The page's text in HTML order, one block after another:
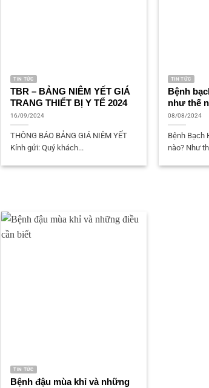
TIN TỨC
TBR – BẢNG NIÊM YẾT GIÁ
TRANG THIẾT BỊ Y TẾ 2024
16/09/2024
THÔNG BÁO BẢNG GIÁ NIÊM YẾT
Kính gửi: Quý khách...
TIN TỨC
Bệnh
như thế
08/08/2024
Bệnh Bạch
nào? Như
TIN TỨC
Bệnh đậu mùa khỉ và những